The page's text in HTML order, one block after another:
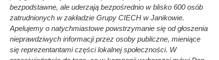
bezpodstawne, ale uderzają bezpośrednio w blisko 600 osób
zatrudnionych w zakładzie Grupy CIECH w Janikowie.
Apelujemy o natychmiastowe powstrzymanie się od głoszenia
nieprawdziwych informacji przez osoby publiczne, mieniące
się reprezentantami części lokalnej społeczności. W